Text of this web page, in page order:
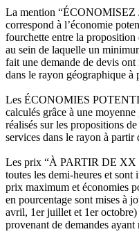
La mention
correspond à l’économie
fourchette entre la proposition
au sein de laquelle un
fait une demande de devis
dans le rayon géographique à
Les ÉCONOMIES
calculés grâce à une
réalisés sur les propositions
services dans le rayon à partir
Les prix “À PARTIR DE XX
toutes les demi-heures et
prix maximum et économies
en pourcentage sont mises à
avril, 1er juillet et 1er octobre)
provenant de demandes